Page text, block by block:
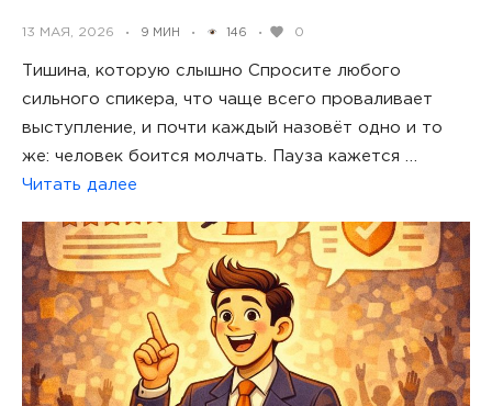
POSTED
13 МАЯ, 2026 • 9 МИН • 146 • 0
Тишина, которую слышно Спросите любого
сильного спикера, что чаще всего проваливает
выступление, и почти каждый назовёт одно и то
же: человек боится молчать. Пауза кажется …
Читать далее